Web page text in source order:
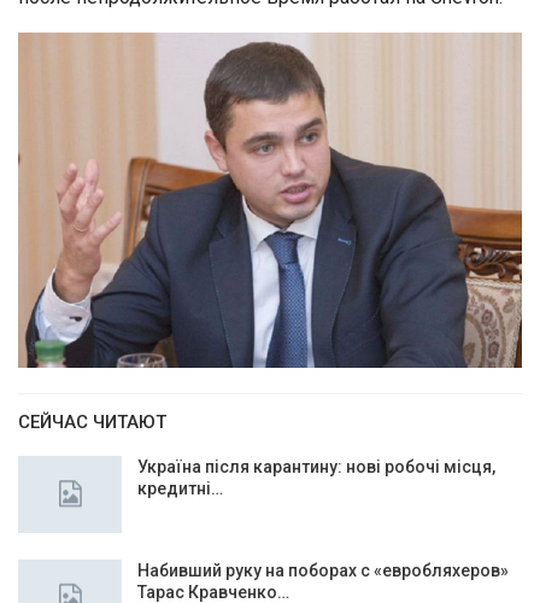
СЕЙЧАС ЧИТАЮТ
Україна після карантину: нові робочі місця,
кредитні…
Набивший руку на поборах с «евробляхеров»
Тарас Кравченко…